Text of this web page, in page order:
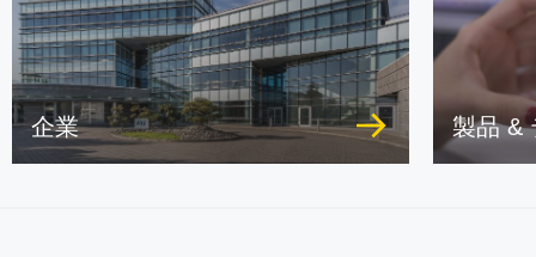
企業 製品 &